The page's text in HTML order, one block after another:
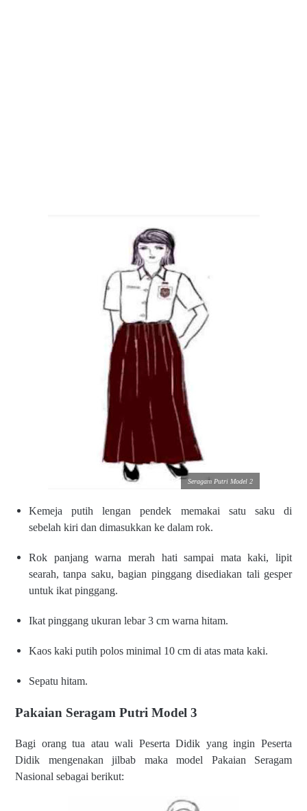
Seragam Putri Model 2
Kemeja putih lengan pendek memakai satu saku di
sebelah kiri dan dimasukkan ke dalam rok.
Rok panjang warna merah hatisampai mata kaki, lipit
searah,tanpa saku, bagian pinggangdisediakan tali gesper
untuk ikat pinggang.
Ikat pinggang ukuran lebar 3 cm warna hitam.
Kaos kaki putih polos minimal 10 cm di atas mata kaki.
Sepatu hitam.
Pakaian Seragam Putri Model 3
Bagi orang tua atau wali Peserta Didik yang ingin Peserta
Didik mengenakan jilbab maka model Pakaian Seragam
Nasional sebagai berikut: